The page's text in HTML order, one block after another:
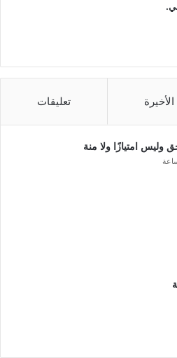
الأخيرة تعليقات
وليس امتيازًا ولا منة